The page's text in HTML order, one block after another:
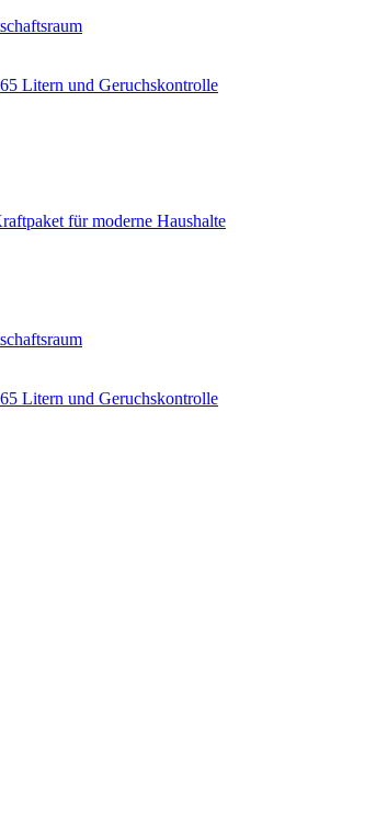
Litern und Geruchskontrolle
für moderne Haushalte
Litern und Geruchskontrolle